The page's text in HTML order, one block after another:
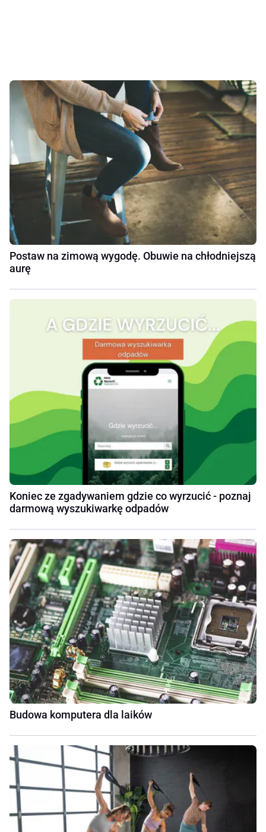
Postaw na zimową wygodę. Obuwie na chłodniejszą
aurę
Koniec ze zgadywaniem gdzie co wyrzucić - poznaj
darmową wyszukiwarkę odpadów
Budowa komputera dla laików